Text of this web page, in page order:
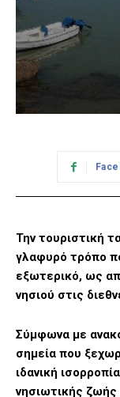
Την τουριστική
γλαφυρό τρόπο
εξωτερικό, ως
νησιού στις
Σύμφωνα με
σημεία που
ιδανική
νησιωτικής